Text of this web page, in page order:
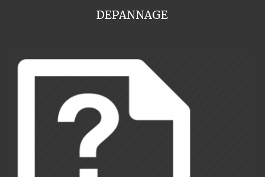
DEPANNAGE